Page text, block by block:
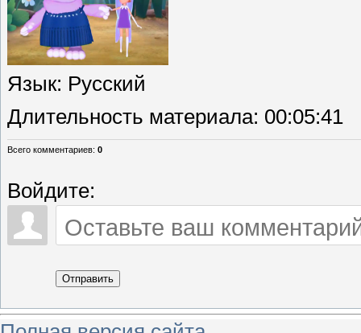
Язык: Русский
Длительность материала: 00:05:41
Всего комментариев: 0
Войдите:
Отправить